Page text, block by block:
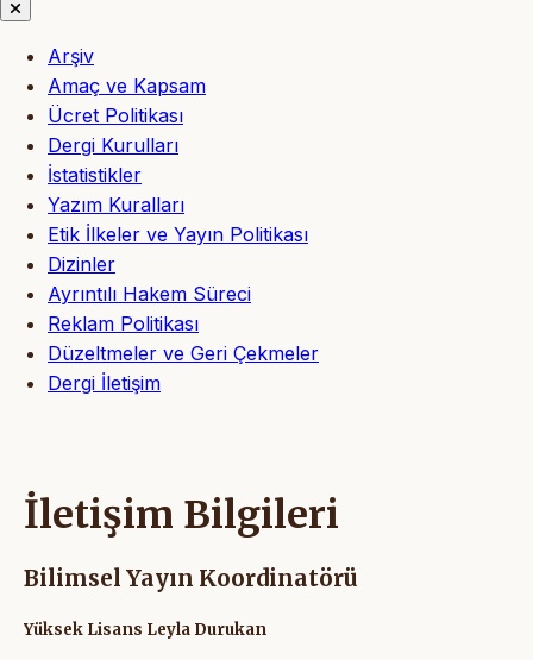
Arşiv
Amaç ve Kapsam
Ücret Politikası
Dergi Kurulları
İstatistikler
Yazım Kuralları
Etik İlkeler ve Yayın Politikası
Dizinler
Ayrıntılı Hakem Süreci
Reklam Politikası
Düzeltmeler ve Geri Çekmeler
Dergi İletişim
İletişim Bilgileri
Bilimsel Yayın Koordinatörü
Yüksek Lisans Leyla Durukan